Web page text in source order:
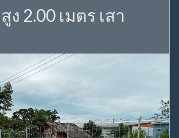
2.00 เมตร เสา